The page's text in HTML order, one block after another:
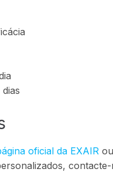
oficial da EXAIR